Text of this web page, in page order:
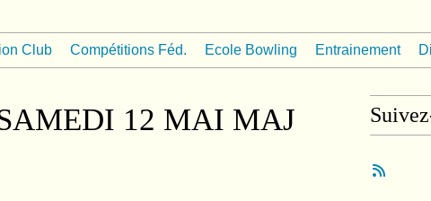
Club Compétitions Féd. Ecole Bowling Entrainement
12 MAI MAJ